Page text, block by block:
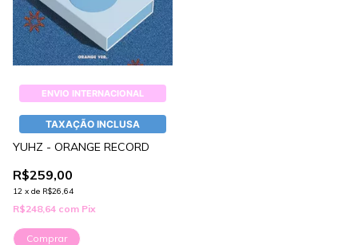
ENVIO INTERNACIONAL
TAXAÇÃO INCLUSA
YUHZ - ORANGE RECORD
R$259,00
12 x de R$26,64
R$248,64 com Pix
Comprar